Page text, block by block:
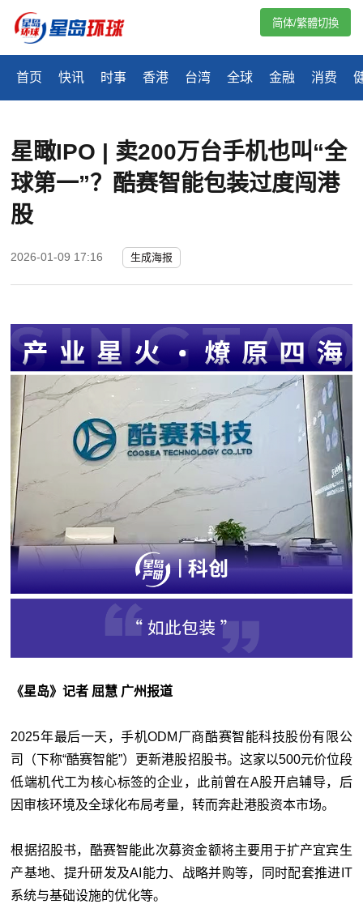
首页 快讯 时事 香港 台湾 全球 金融 消费
简体/繁體切換
星瞰IPO | 卖200万台手机也叫“全
球第一”？酷赛智能包装过度闯港
股
2026-01-09 17:16 生成海报
《星岛》记者 屈慧 广州报道
2025年最后一天，手机ODM厂商酷赛智能科技股份有限公
司（下称“酷赛智能”）更新港股招股书。这家以500元价位段
低端机代工为核心标签的企业，此前曾在A股开启辅导，后
因审核环境及全球化布局考量，转而奔赴港股资本市场。
根据招股书，酷赛智能此次募资金额将主要用于扩产宜宾生
产基地、提升研发及AI能力、战略并购等，同时配套推进IT
系统与基础设施的优化等。